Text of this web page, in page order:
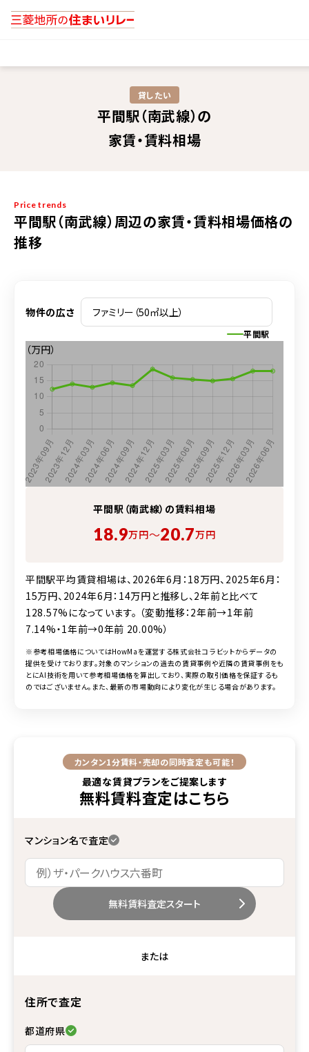
貸したい
平間駅（南武線）の
家賃・賃料相場
Price trends
平間駅（南武線）周辺の家賃・賃料相場価格の
推移
物件の広さ
平間駅
平間駅（南武線）の賃料相場
18.9万円〜20.7万円
平間駅平均賃貸相場は、2026年6月：18万円、2025年6月：
15万円、2024年6月：14万円と推移し、2年前と比べて
128.57%になっています。 （変動推移：2年前→1年前
7.14%・1年前→0年前 20.00%）
（万円）
※参考相場価格についてはHowMaを運営する株式会社コラビットからデータの
提供を受けております。対象のマンションの過去の賃貸事例や近隣の賃貸事例をも
とにAI技術を用いて参考相場価格を算出しており、実際の取引価格を保証するも
のではございません。また、最新の市場動向により変化が生じる場合があります。
カンタン1分賃料・売却の同時査定も可能！
最適な賃貸プランをご提案します
無料賃料査定はこちら
マンション名で査定
無料賃料査定スタート
または
住所で査定
都道府県